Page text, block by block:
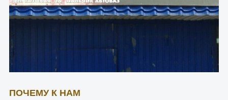
ПОЧЕМУ К НАМ